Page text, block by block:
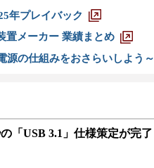
年プレイバック
置メーカー 業績まとめ
の仕組みをおさらいしよう～
「USB 3.1」仕様策定が完了